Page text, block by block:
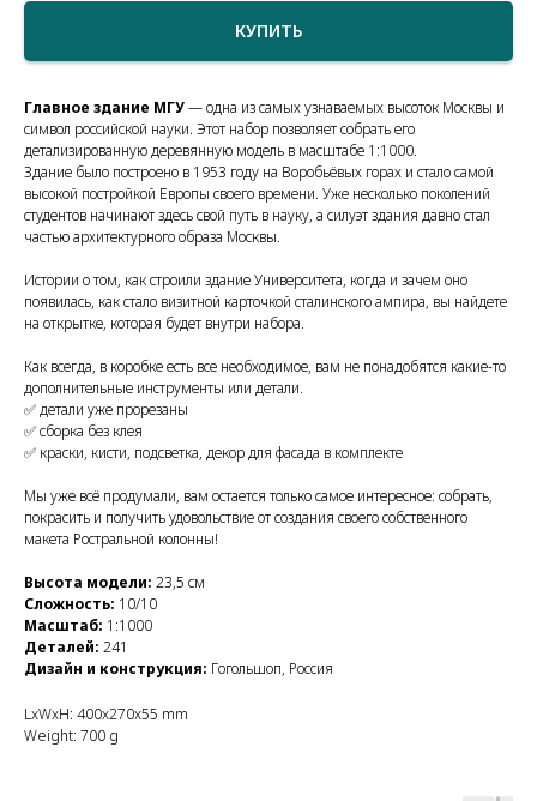
КУПИТЬ
Главное здание МГУ— одна из самых узнаваемых высоток Москвы и
символ российской науки. Этот набор позволяет собрать его
детализированную деревянную модель в масштабе 1:1000.
Здание было построено в 1953 году на Воробьёвых горах и стало самой
высокой постройкой Европы своего времени. Уже несколько поколений
студентов начинают здесь свой путь в науку, а силуэт здания давно стал
частью архитектурного образа Москвы.
Истории о том, как строили здание Университета, когда и зачем оно
появилась, как стало визитной карточкой сталинского ампира, вы найдете
на открытке, которая будет внутри набора.
Как всегда, в коробке есть все необходимое, вам не понадобятся какие-то
дополнительные инструменты или детали.
✅ детали уже прорезаны
✅ сборка без клея
✅ краски, кисти, подсветка, декор для фасада в комплекте
Мы уже всё продумали, вам остается только самое интересное: собрать,
покрасить и получить удовольствие от создания своего собственного
макета Ростральной колонны!
Высота модели: 23,5 см
Сложность: 10/10
Масштаб: 1:1000
Деталей: 241
Дизайн и конструкция: Гогольшоп, Россия
LxWxH: 400x270x55 mm
Weight: 700 g